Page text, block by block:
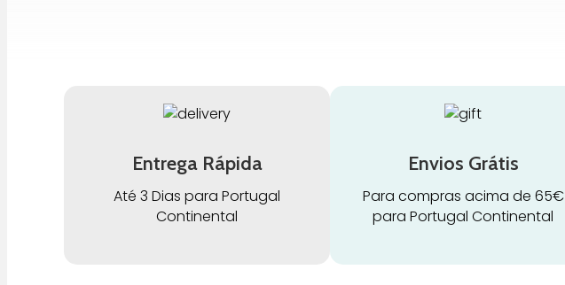
Entrega Rápida
Até 3 Dias para Portugal
Continental
Envios Grátis
Para compras acima de 65€
para Portugal Continental